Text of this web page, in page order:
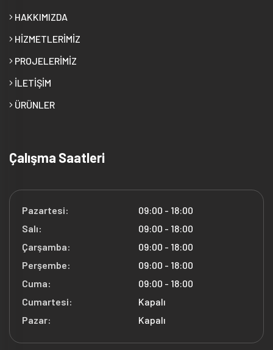
HAKKIMIZDA
HİZMETLERİMİZ
PROJELERİMİZ
İLETİŞİM
ÜRÜNLER
Çalışma Saatleri
Pazartesi:
09:00 - 18:00
Salı:
09:00 - 18:00
Çarşamba:
09:00 - 18:00
Perşembe:
09:00 - 18:00
Cuma:
09:00 - 18:00
Cumartesi:
Kapalı
Pazar:
Kapalı